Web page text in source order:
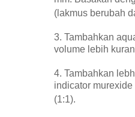
(lakmus berubah
3. Tambahkan
volume lebih
4. Tambahkan
indicator murexide
(1:1).